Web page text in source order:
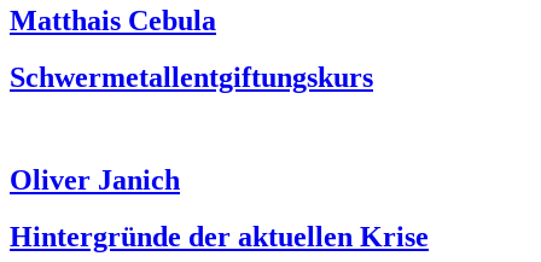
Matthais Cebula
Schwermetallentgiftungskurs
Oliver Janich
Hintergründe der aktuellen Krise